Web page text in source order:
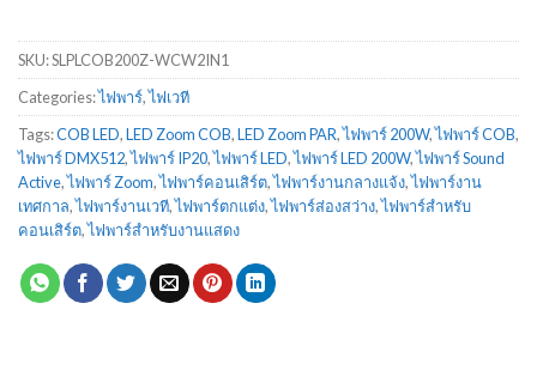
SKU:SLPLCOB200Z-WCW2IN1
Categories:ไฟพาร์,ไฟเวที
Tags:COB LED,LED Zoom COB,LED Zoom PAR,ไฟพาร์ 200W,ไฟพาร์ COB,
ไฟพาร์ DMX512,ไฟพาร์ IP20,ไฟพาร์ LED,ไฟพาร์ LED 200W,ไฟพาร์ Sound
Active,ไฟพาร์ Zoom,ไฟพาร์คอนเสิร์ต,ไฟพาร์งานกลางแจ้ง,ไฟพาร์งาน
เทศกาล,ไฟพาร์งานเวที,ไฟพาร์ตกแต่ง,ไฟพาร์ส่องสว่าง,ไฟพาร์สำหรับ
คอนเสิร์ต,ไฟพาร์สำหรับงานแสดง